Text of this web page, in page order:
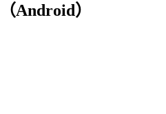
Android）